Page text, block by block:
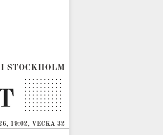
STOCKHOLM
19:02, VECKA 32